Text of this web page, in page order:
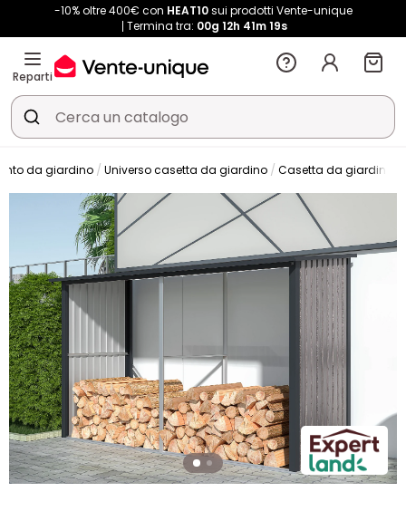
-10% oltre 400€ con HEAT10sui prodotti Vente-unique
Termina tra: 00g 12h 41m17s
Reparti
da giardino Universo casetta da giardino Casetta da giardino